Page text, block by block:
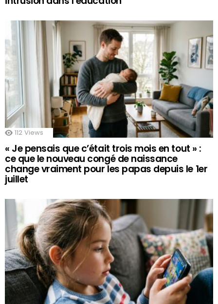
112 Views
« Je pensais que c’était trois mois en tout » :
ce que le nouveau congé de naissance
change vraiment pour les papas depuis le 1er
juillet